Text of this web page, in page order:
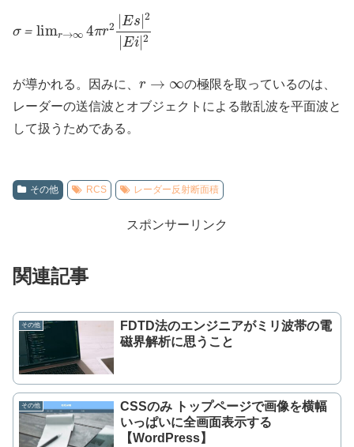
＝→ 2 s 2|E i|
が導かれる。因みに、
の極限を取っているのは、
レーダーの送信波とオブジェクトによる散乱波を平面波と
して扱うためである。
その他 RCS レーダー反射断面積
スポンサーリンク
関連記事
その他
FDTD法のエンジニアがミリ波帯の電
磁界解析に思うこと
その他
CSSのみ トップページで画像を横幅
いっぱいに全画面表示する
【WordPress】